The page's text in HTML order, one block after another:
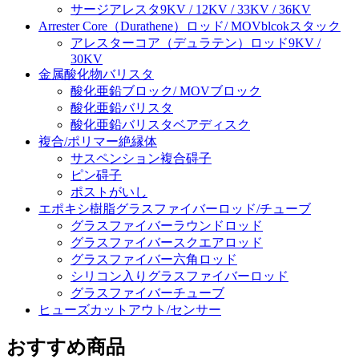
サージアレスタ9KV / 12KV / 33KV / 36KV
Arrester Core（Durathene）ロッド/ MOVblcokスタック
アレスターコア（デュラテン）ロッド9KV /
30KV
金属酸化物バリスタ
酸化亜鉛ブロック/ MOVブロック
酸化亜鉛バリスタ
酸化亜鉛バリスタベアディスク
複合/ポリマー絶縁体
サスペンション複合碍子
ピン碍子
ポストがいし
エポキシ樹脂グラスファイバーロッド/チューブ
グラスファイバーラウンドロッド
グラスファイバースクエアロッド
グラスファイバー六角ロッド
シリコン入りグラスファイバーロッド
グラスファイバーチューブ
ヒューズカットアウト/センサー
おすすめ商品